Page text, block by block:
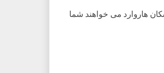
هاروارد می خواهند شما